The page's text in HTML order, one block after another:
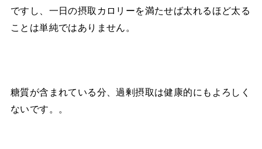
ですし、一日の摂取カロリーを満たせば太れるほど太る
ことは単純ではありません。
糖質が含まれている分、過剰摂取は健康的にもよろしく
ないです。。